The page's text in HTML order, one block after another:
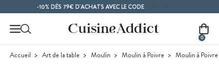
Contenu principal-10% DÈS 79€ D'ACHATS AVEC LE CODE
0
Accueil Art de la table Moulin Moulin à Poivre Moulin à